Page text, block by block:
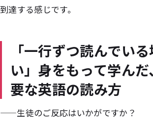
到達する感じです。
「一行ずつ読んでい
い」身をもって学ん
要な英語の読み方
——生徒のご反応はいかがですか？